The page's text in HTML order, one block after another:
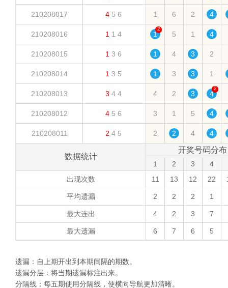
210208017 4 5 6 1 6 2 4
210208016 1 1 4 1
2
5 1 4
210208015 1 3 6 1 4 3 2
210208014 1 3 5 1 3 3 1
210208013 3 4 4 4 2 3 4
2
210208012 4 5 6 3 1 5 4
210208011 2 4 5 2 2 4 4
数据统计
开奖号码分布
1 2 3
4
出现次数
11 13 12 22
平均遗漏 2 2 2 1
最大连出 4 2 3 7
最大遗漏 6 7 6 5
遗漏：自上期开出到本期间隔的期数。
遗漏分层：将当期遗漏标注出来。
分隔线：每五期使用分隔线，使横向导航更加清晰。